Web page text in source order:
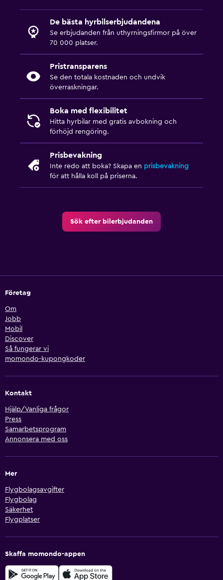
De bästa hyrbilserbjudandena
Se erbjudanden från uthyrningsfirmor på över
70 000 platser.
Pristransparens
Se den totala kostnaden och undvik
överraskningar.
Boka med flexibilitet
Hitta hyrbilar med gratis avbokning och
förhöjd rengöring.
Prisbevakning
Inte redo att boka? Skapa en prisbevakning
för att hålla koll på priserna.
Sök efter bilerbjudanden
Företag
Om
Jobb
Mobil
Discover
Så fungerar vi
momondo-kupongkoder
Kontakt
Hjälp/Vanliga frågor
Press
Samarbetsprogram
Annonsera med oss
Mer
Flygbolagsavgifter
Flygbolag
Säkerhet
Flygplatser
Skaffa momondo-appen